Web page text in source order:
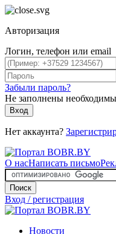
Авторизация
Логин, телефон или email
Забыли пароль?
Не заполнены
Вход
Нет аккаунта?
О насНаписать письмо
Поиск
Вход / регистрация
Новости